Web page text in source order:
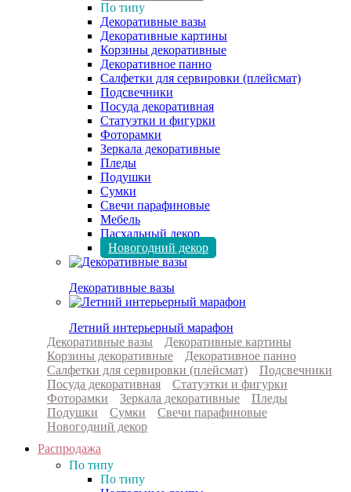
По типу
Декоративные вазы
Декоративные картины
Корзины декоративные
Декоративное панно
Салфетки для сервировки (плейсмат)
Подсвечники
Посуда декоративная
Статуэтки и фигурки
Фоторамки
Зеркала декоративные
Пледы
Подушки
Сумки
Свечи парафиновые
Мебель
Пасхальный декор
Новогодний декор
Декоративные вазы
Летний интерьерный марафон
Декоративные вазы
Декоративные картины
Корзины декоративные
Декоративное панно
Салфетки для сервировки (плейсмат)
Подсвечники
Посуда декоративная
Статуэтки и фигурки
Фоторамки
Зеркала декоративные
Пледы
Подушки
Сумки
Свечи парафиновые
Новогодний декор
Распродажа
По типу
По типу